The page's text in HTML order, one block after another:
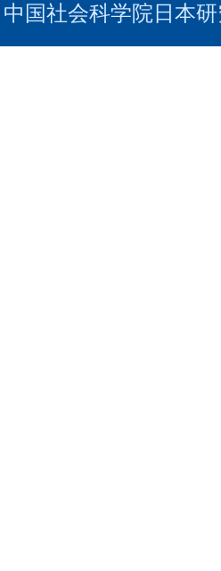
国社会科学院日本